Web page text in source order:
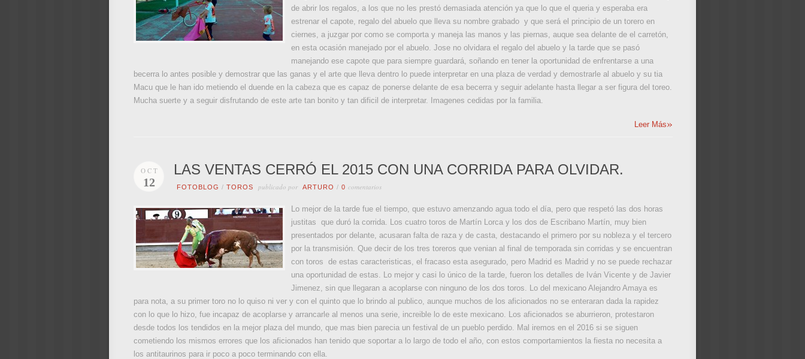
de abrir los regalos, a los que no les prestó demasiada atención ya que lo que el queria y esperaba era
estrenar el capote, regalo del abuelo que lleva su nombre grabado y que será el principio de un torero en
ciernes, a juzgar por como se comporta y maneja las manos y las piernas, auque sea delante de el carretón,
en esta ocasión manejado por el abuelo. Jose no olvidara el regalo del abuelo y la tarde que se pasó
manejando ese capote que para siempre guardará, soñando en tener la oportunidad de enfrentarse a una
becerra lo antes posible y demostrar que las ganas y el arte que lleva dentro lo puede interpretar en una plaza de verdad y demostrarle al abuelo y su tia
Macu que le han ido metiendo el duende en la cabeza que es capaz de ponerse delante de esa becerra y seguir adelante hasta llegar a ser figura del toreo.
Mucha suerte y a seguir disfrutando de este arte tan bonito y tan dificil de interpretar. Imagenes cedidas por la familia.
Leer Más»
OCT
12
LAS VENTAS CERRÓ EL 2015 CON UNA CORRIDA PARA OLVIDAR.
FOTOBLOG / TOROS publicado por ARTURO / 0 comentarios
Lo mejor de la tarde fue el tiempo, que estuvo amenzando agua todo el día, pero que respetó las dos horas
justitas que duró la corrida. Los cuatro toros de Martín Lorca y los dos de Escribano Martín, muy bien
presentados por delante, acusaran falta de raza y de casta, destacando el primero por su nobleza y el tercero
por la transmisión. Que decir de los tres toreros que venian al final de temporada sin corridas y se encuentran
con toros de estas caracteristicas, el fracaso esta asegurado, pero Madrid es Madrid y no se puede rechazar
una oportunidad de estas. Lo mejor y casi lo único de la tarde, fueron los detalles de Iván Vicente y de Javier
Jimenez, sin que llegaran a acoplarse con ninguno de los dos toros. Lo del mexicano Alejandro Amaya es
para nota, a su primer toro no lo quiso ni ver y con el quinto que lo brindo al publico, aunque muchos de los aficionados no se enteraran dada la rapidez
con lo que lo hizo, fue incapaz de acoplarse y arrancarle al menos una serie, increible lo de este mexicano. Los aficionados se aburrieron, protestaron
desde todos los tendidos en la mejor plaza del mundo, que mas bien parecia un festival de un pueblo perdido. Mal iremos en el 2016 si se siguen
cometiendo los mismos errores que los aficionados han tenido que soportar a lo largo de todo el año, con estos comportamientos la fiesta no necesita a
los antitaurinos para ir poco a poco terminando con ella.